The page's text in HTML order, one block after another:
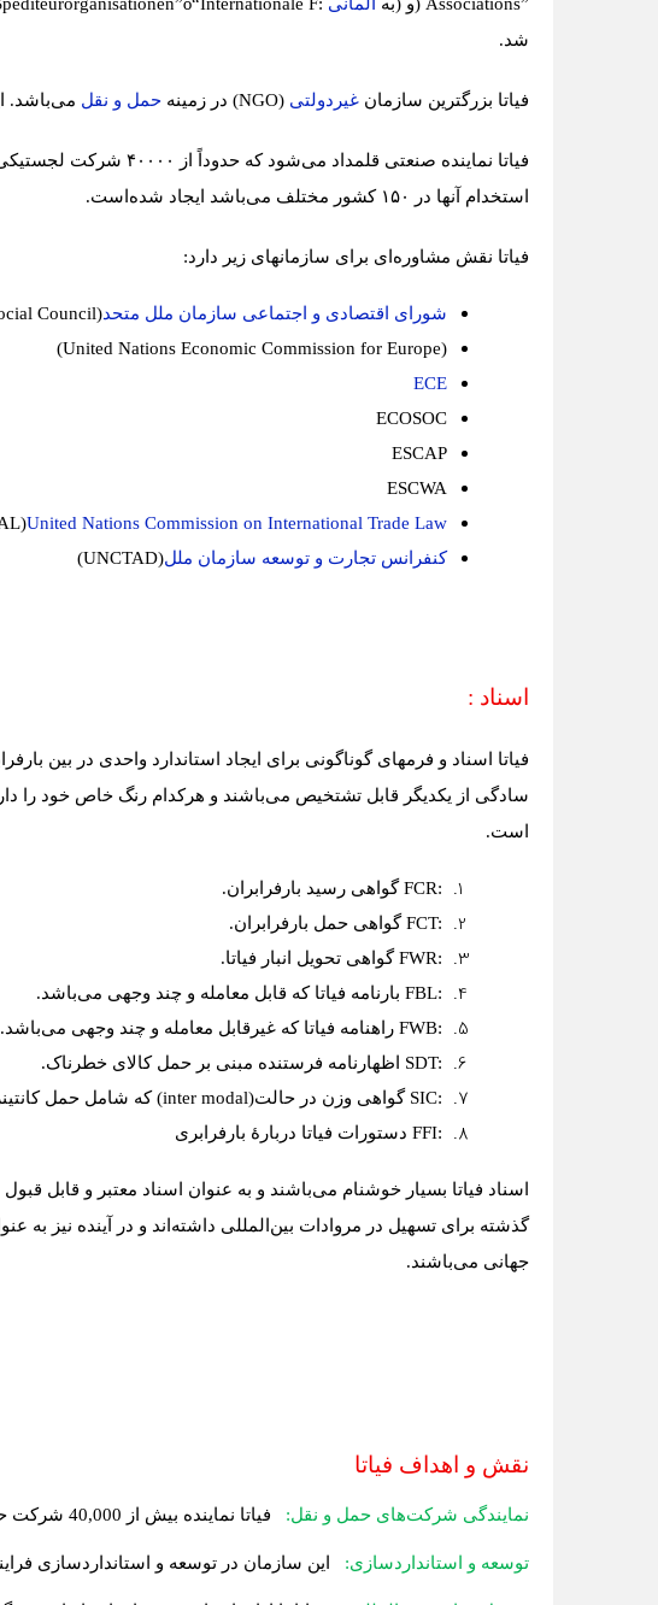
ö
شد.
فیاتا بزرگترین سازمان غیردولتی (NGO) در زمینه حمل و نقل می‌باشد.
فیاتا نماینده صنعتی قلمداد می‌شود که حدوداً از ۴۰۰۰۰ شرکت لجستیکی
استخدام آنها در
۱۵۰ کشور مختلف می‌باشد ایجاد شده‌است.
فیاتا نقش مشاوره‌ای برای سازمانهای زیر دارد:
شورای اقتصادی و اجتماعی سازمان ملل متحدCouncil)
(United Nations Economic Commission for Europe)
ECE
ECOSOC
ESCAP
ESCWA
United Nations Commission on International Trade Law
کنفرانس تجارت و توسعه سازمان ملل(UNCTAD)
اسناد :
فیاتا اسناد و فرمهای گوناگونی برای ایجاد استاندارد واحدی در بین
سادگی از یکدیگر قابل تشتخیص می‌باشند و هرکدام رنگ خاص خود را
است.
FCR: گواهی رسید بارفرابران.
FCT: گواهی حمل بارفرابران.
FWR: گواهی تحویل انبار فیاتا.
FBL: بارنامه فیاتا که قابل معامله و چند وجهی می‌باشد.
FWB: راهنامه فیاتا که غیرقابل معامله و چند وجهی می‌باشد.
SDT:
اظهارنامه فرستنده مبنی بر حمل کالای خطرناک.
SIC: گواهی وزن در حالت(inter modal)که شامل حمل
FFI: دستورات فیاتا دربارهٔ بارفرابری
اسناد فیاتا بسیار خوشنام می‌باشند و به عنوان اسناد معتبر و قابل
گذشته برای تسهیل در مروادات بین‌المللی داشته‌اند و در آینده نیز
جهانی می‌باشند.
نقش و اهداف فیاتا
نمایندگی شرکت‌های حمل و نقل: فیاتا نماینده بیش از 40,000 شرکت حمل و نقل و لجستیک در حدود 150 کشور جهان است
توسعه و استانداردسازی: این سازمان در توسعه و استانداردسازی